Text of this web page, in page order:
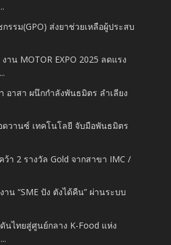
กรรม(GPO) ส่งยาช่วยเหลือผู้ประสบ
งาน MOTOR EXPO 2025 ลดแรง
อาสา ผนึกกำลังพันธมิตร ลำเลียง
ดวานซ์ เทคโนโลยี จับมือพันธมิตร
ว้า 2 รางวัล Gold จากสาขา IMC /
าน “SME ปัง ตังได้คืน” ผ่านระบบ
นไทยสู่ศูนย์กลาง K-Food แห่ง